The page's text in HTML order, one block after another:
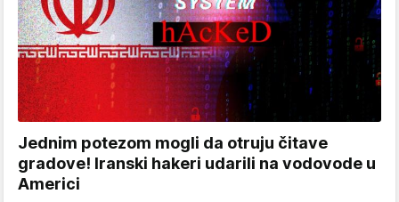
Jednim potezom mogli da otruju čitave
gradove! Iranski hakeri udarili na vodovode u
Americi